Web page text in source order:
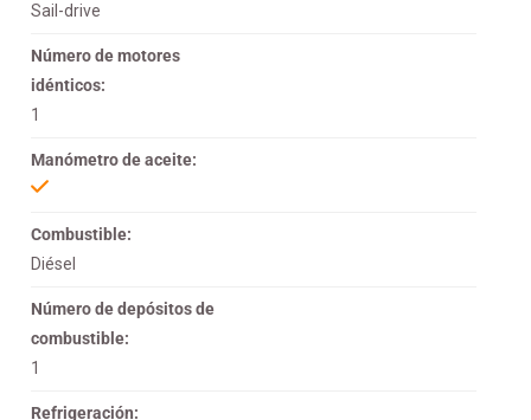
Sail-drive
Número de motores
idénticos:
1
Manómetro de aceite:
Combustible:
Diésel
Número de depósitos de
combustible:
1
Refrigeración: